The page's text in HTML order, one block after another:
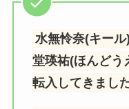
水無怜奈(キー
堂瑛祐(ほんどう
転入してきました